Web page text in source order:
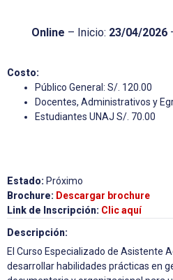
Online – Inicio: 23/04/2026
Costo:
Público General: S/. 120.00
Docentes, Administrativos y
Estudiantes UNAJ S/. 70.00
Estado: Próximo
Brochure: Descargar brochure
Link de Inscripción: Clic aquí
Descripción:
El Curso Especializado de Asistente
desarrollar habilidades prácticas en